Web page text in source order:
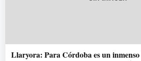
Llaryora: Para Córdoba es un